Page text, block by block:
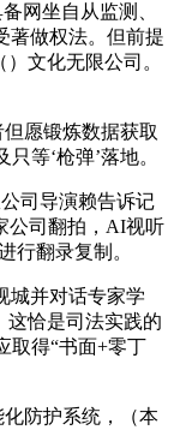
网坐自从监测、
著做权法。但前提
文化无限公司。
愿锻炼数据获取
等‘枪弹’落地。
司导演赖告诉记
公司翻拍，AI视听
行翻录复制。
城并对话专家学
恰是司法实践的
取得“书面+零丁
防护系统，（本